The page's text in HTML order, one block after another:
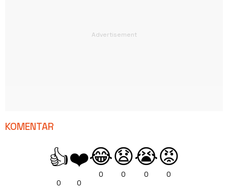
KOMENTAR
👍
0
❤️
0
😂
0
😧
0
😭
0
😡
0